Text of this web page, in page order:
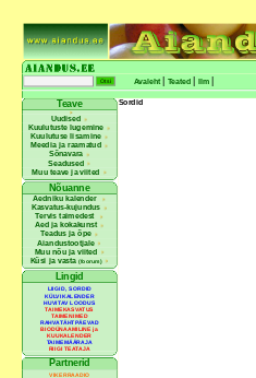
Avaleht Teated Ilm
Teave
Uudised
Kuulutuste lugemine
Kuulutuse lisamine
Meedia ja raamatud
Sõnavara
Seadused
Muu teave ja viited
Nõuanne
Aedniku kalender
Kasvatus-kujundus
Tervis taimedest
Aed ja kokakunst
Teadus ja õpe
Aiandustootjale
Muu nõu ja viited
Küsi ja vasta(foorum)
Lingid
LIIGID, SORDID
KÜLVIKALENDER
HUVITAV LOODUS
TAIMEKASVATUS
TAIMENIMED
RAHVATÄHTPÄEVAD
BIODÜNAAMILINE ja
KUUKALENDER
TAIMEMÄÄRAJA
RIIGI TEATAJA
Partnerid
VIKERRAADIO
Sordid